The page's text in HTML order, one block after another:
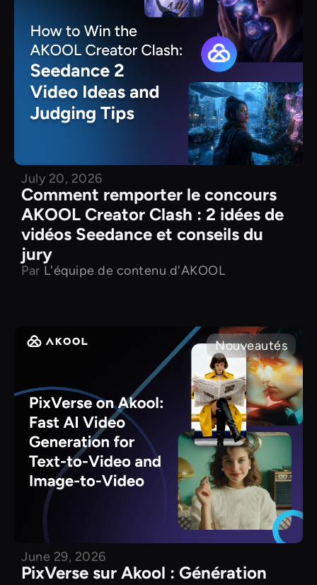
July 20, 2026
Comment remporter le concours
AKOOL Creator Clash : 2 idées de
vidéos Seedance et conseils du
jury
Par L'équipe de contenu d'AKOOL
Nouveautés
June 29, 2026
PixVerse sur Akool : Génération